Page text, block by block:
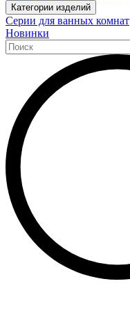
Категории изделий
Серии для ванных комнат
Новинки